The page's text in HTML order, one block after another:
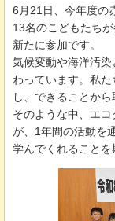
6月21日、今年度の
13名のこどもたち
新たに参加です。
気候変動や海洋汚
わっています。私
し、できることか
そのような中、エ
が、1年間の活動を
学んでくれることを